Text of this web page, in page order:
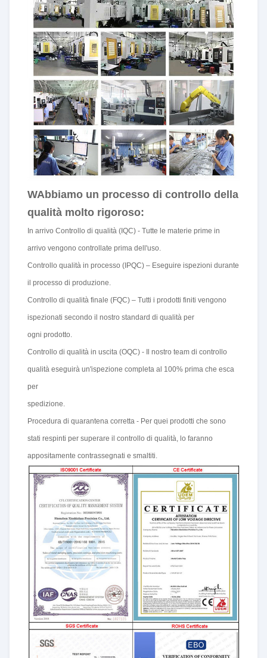
WAbbiamo un processo di controllo della
qualità molto rigoroso:
In arrivo Controllo di qualità (IQC) - Tutte le materie prime in
arrivo vengono controllate prima dell'uso.
Controllo qualità in processo (IPQC) – Eseguire ispezioni durante
il processo di produzione.
Controllo di qualità finale (FQC) – Tutti i prodotti finiti vengono
ispezionati secondo il nostro standard di qualità per
ogni prodotto.
Controllo di qualità in uscita (OQC) - Il nostro team di controllo
qualità eseguirà un'ispezione completa al 100% prima che esca
per
spedizione.
Procedura di quarantena corretta - Per quei prodotti che sono
stati respinti per superare il controllo di qualità, lo faranno
appositamente contrassegnati e smaltiti.